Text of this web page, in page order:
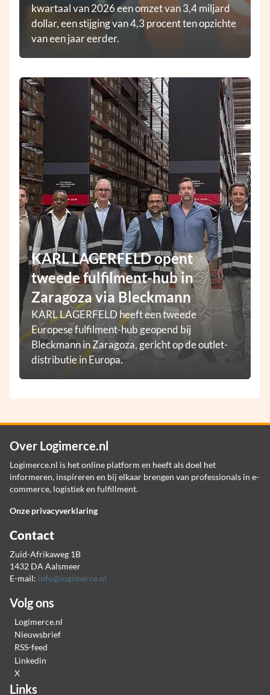
kwartaal van 2026 een omzet van 3,4 miljard
dollar, een stijging van 4,3 procent ten opzichte
van een jaar eerder.
KARL LAGERFELD opent
tweede fulfilment-hub in
Zaragoza via Bleckmann
KARL LAGERFELD heeft een tweede
Europese fulfilment-hub geopend bij
Bleckmann in Zaragoza, gericht op de outlet-
distributie in Europa.
Over Logimerce.nl
Logimerce.nl is het online platform en heeft als doel het
informeren, inspireren en bij elkaar brengen van professionals in e-
commerce, logistiek en fulfillment.
Onze privacyverklaring
Contact
Zuid-Afrikaweg 1B
1432 DA Aalsmeer
E-mail: info@logimerce.nl
Volg ons
Logimerce.nl
Nieuwsbrief
RSS-feed
Linkedin
X
Links